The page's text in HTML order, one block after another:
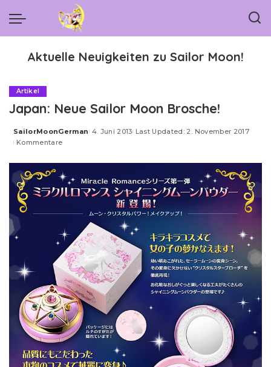
Aktuelle Neuigkeiten zu Sailor Moon!
Artikel
Japan: Neue Sailor Moon Brosche!
Posted
by
SailorMoonGerman 4. Juni 2013 Last Updated: 2. November 2017
Kommentare